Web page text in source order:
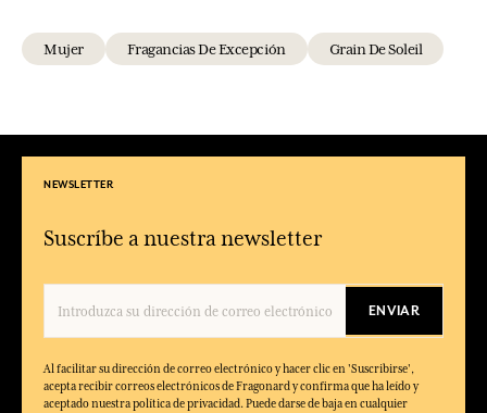
Mujer Fragancias De Excepción Grain De Soleil
NEWSLETTER
Suscríbe a nuestra newsletter
ENVIAR
Al facilitar su dirección de correo electrónico y hacer clic en 'Suscribirse',
acepta recibir correos electrónicos de Fragonard y confirma que ha leído y
aceptado nuestra política de privacidad. Puede darse de baja en cualquier